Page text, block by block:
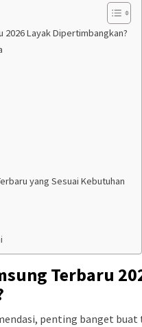
2026 Layak Dipertimbangkan?
yang Sesuai Kebutuhan
Terbaru
penting banget buat